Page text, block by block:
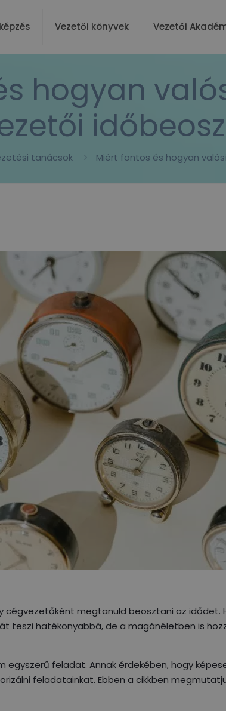
Vezetői könyvek Vezetői
hogyan
tanácsok Miért fontos és hogyan
cégvezetőként megtanuld beosztani az idődet.
teszi hatékonyabbá, de a magánéletben is
feladat. Annak érdekében, hogy
feladatainkat. Ebben a cikkben